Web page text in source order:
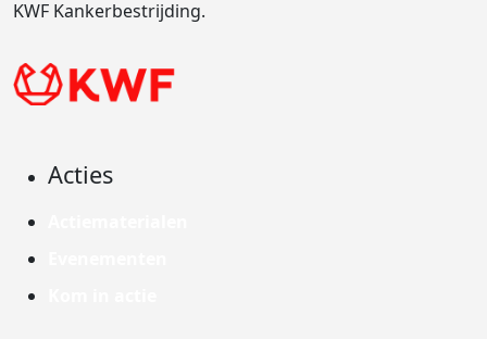
KWF Kankerbestrijding.
Acties